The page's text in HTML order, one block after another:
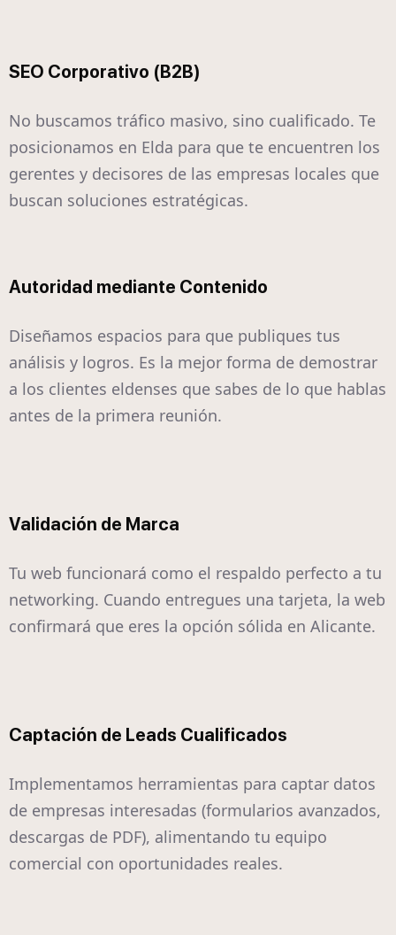
SEO Corporativo (B2B)
No buscamos tráfico masivo, sino cualificado. Te
posicionamos en Elda para que te encuentren los
gerentes y decisores de las empresas locales que
buscan soluciones estratégicas.
Autoridad mediante Contenido
Diseñamos espacios para que publiques tus
análisis y logros. Es la mejor forma de demostrar
a los clientes eldenses que sabes de lo que hablas
antes de la primera reunión.
Validación de Marca
Tu web funcionará como el respaldo perfecto a tu
networking. Cuando entregues una tarjeta, la web
confirmará que eres la opción sólida en Alicante.
Captación de Leads Cualificados
Implementamos herramientas para captar datos
de empresas interesadas (formularios avanzados,
descargas de PDF), alimentando tu equipo
comercial con oportunidades reales.